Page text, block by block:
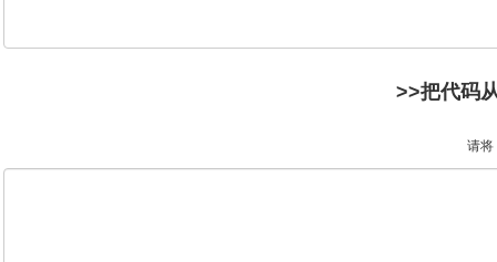
>>把代码
请将